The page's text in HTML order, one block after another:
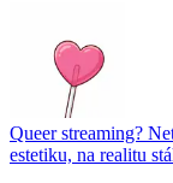
Queer streaming?
estetiku, na realitu